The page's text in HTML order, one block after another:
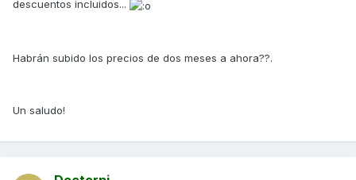
descuentos incluidos...
Habrán subido los precios de dos meses a ahora??.
Un saludo!